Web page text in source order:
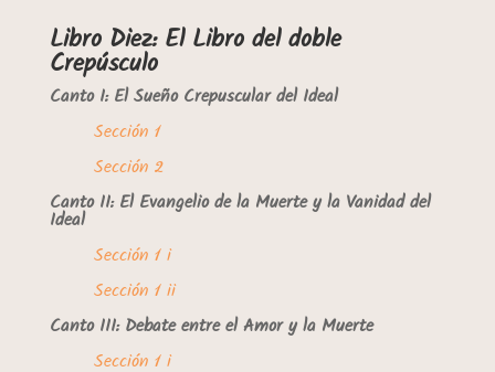
Libro Diez: El Libro del doble
Crepúsculo
Canto I: El Sueño Crepuscular del Ideal
Sección 1
Sección 2
Canto II: El Evangelio de la Muerte y la Vanidad del
Ideal
Sección 1 i
Sección 1 ii
Canto III: Debate entre el Amor y la Muerte
Sección 1 i